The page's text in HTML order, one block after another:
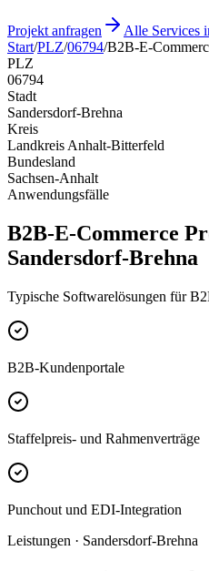
Projekt anfragen
Alle Services
Start/PLZ/06794/B2B-E-
PLZ
06794
Stadt
Sandersdorf-Brehna
Kreis
Landkreis Anhalt-Bitterfeld
Bundesland
Sachsen-Anhalt
Anwendungsfälle
B2B-E-Commerce
Sandersdorf-Brehna
Typische Softwarelösungen für
B2B-Kundenportale
Staffelpreis- und Rahmenverträge
Punchout und EDI-Integration
Leistungen · Sandersdorf-Brehna